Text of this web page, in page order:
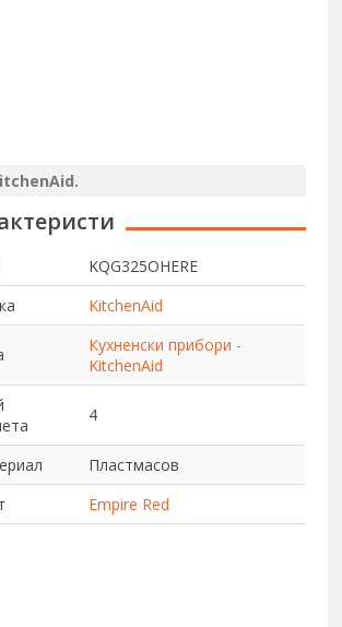
KQG325OHERE
KitchenAid
Кухненски прибори -
KitchenAid
4
Пластмасов
Empire Red